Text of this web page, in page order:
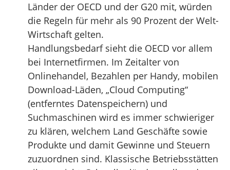
Länder der OECD und der G20 mit, würden
die Regeln für mehr als 90 Prozent der Welt-
Wirtschaft gelten.
Handlungsbedarf sieht die OECD vor allem
bei Internetfirmen. Im Zeitalter von
Onlinehandel, Bezahlen per Handy, mobilen
Download-Läden, „Cloud Computing“
(entferntes Datenspeichern) und
Suchmaschinen wird es immer schwieriger
zu klären, welchem Land Geschäfte sowie
Produkte und damit Gewinne und Steuern
zuzuordnen sind. Klassische Betriebsstätten